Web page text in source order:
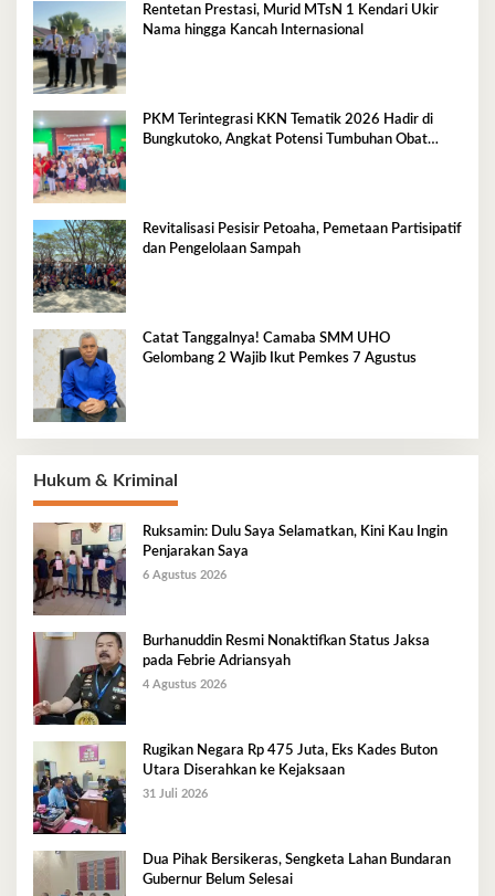
Rentetan Prestasi, Murid MTsN 1 Kendari Ukir
Nama hingga Kancah Internasional
PKM Terintegrasi KKN Tematik 2026 Hadir di
Bungkutoko, Angkat Potensi Tumbuhan Obat
Revitalisasi Pesisir Petoaha, Pemetaan Partisipatif
dan Pengelolaan Sampah
Catat Tanggalnya! Camaba SMM UHO
Gelombang 2 Wajib Ikut Pemkes 7 Agustus
Hukum & Kriminal
Ruksamin: Dulu Saya Selamatkan, Kini Kau Ingin
Penjarakan Saya
6 Agustus 2026
Burhanuddin Resmi Nonaktifkan Status Jaksa
pada Febrie Adriansyah
4 Agustus 2026
Rugikan Negara Rp 475 Juta, Eks Kades Buton
Utara Diserahkan ke Kejaksaan
31 Juli 2026
Dua Pihak Bersikeras, Sengketa Lahan Bundaran
Gubernur Belum Selesai